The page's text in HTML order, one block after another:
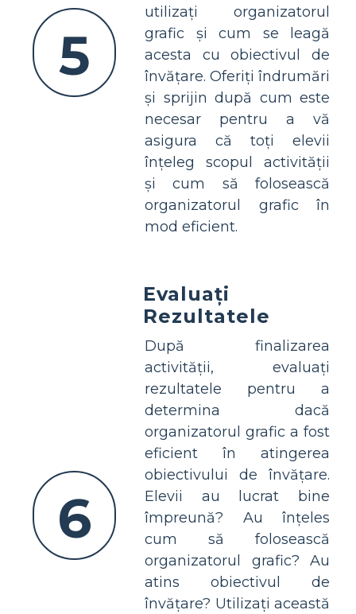
5
utilizați organizatorul
grafic și cum se leagă
acesta cu obiectivul de
învățare. Oferiți îndrumări
și sprijin după cum este
necesar pentru a vă
asigura că toți elevii
înțeleg scopul activității
și cum să folosească
organizatorul grafic în
mod eficient.
6
Evaluați
Rezultatele
După finalizarea
activității, evaluați
rezultatele pentru a
determina dacă
organizatorul grafic a fost
eficient în atingerea
obiectivului de învățare.
Elevii au lucrat bine
împreună? Au înțeles
cum să folosească
organizatorul grafic? Au
atins obiectivul de
învățare? Utilizați această